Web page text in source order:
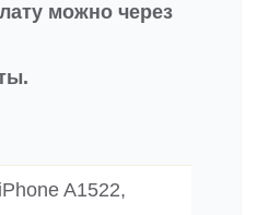
можно через
A1522,